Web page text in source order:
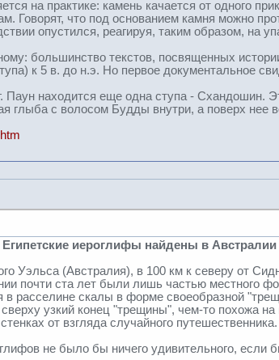
на практике: камень качается от одного
Говорят, что под основанием камня можно
опустился, реагируя, таким образом, на
большинство текстов, посвященных
к 5 в. до н.э. Но первое документальное
Паун находится еще одна ступа - Схандошин.
глыба с волосом Будды внутри, а поверх нее
иероглифы найдены в Австралии
Уэльса (Австралия), в 100 км к северу от
почти ста лет были лишь частью местного
расселине скалы в форме своеобразной
узкий конец "трещины", чем-то похожа
от взгляда случайного путешественника.
не было бы ничего удивительного, если